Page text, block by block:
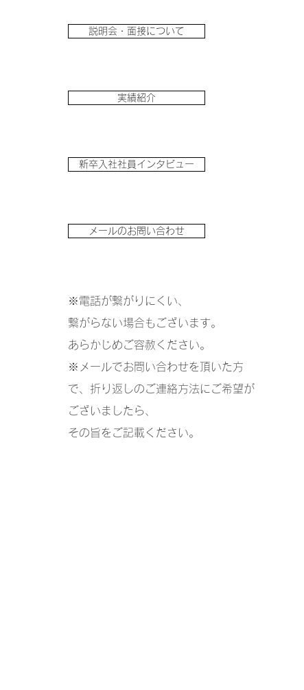
説明会・面接について
実績紹介
新卒入社社員インタビュー
メールのお問い合わせ
※電話が繋がりにくい、
繋がらない場合もございます。
あらかじめご容赦ください。
※メールでお問い合わせを頂いた方
で、 折り返しのご連絡方法にご希望が
ございましたら、
その旨をご記載ください。